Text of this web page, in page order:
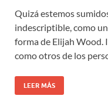
Quizá estemos
indescriptible, como
forma de Elijah Wood.
como otros de los
LEER MÁS